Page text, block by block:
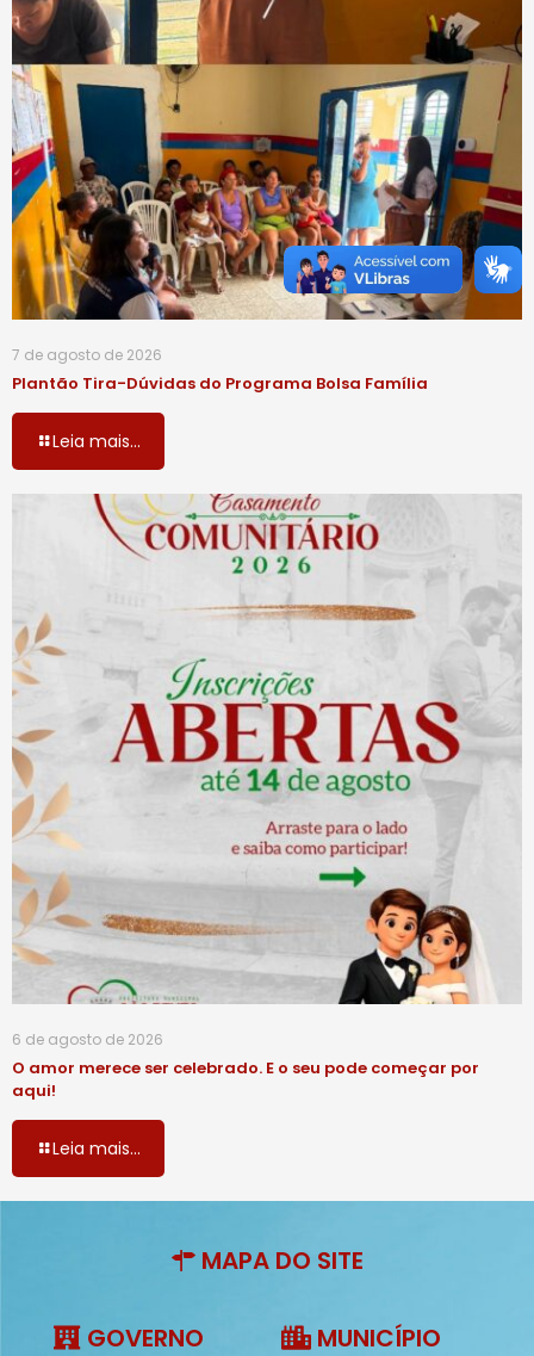
7 de agosto de 2026
Plantão Tira-Dúvidas do Programa Bolsa Família
Leia mais...
6 de agosto de 2026
O amor merece ser celebrado. E o seu pode começar por
aqui!
Leia mais...
MAPA DO SITE
GOVERNO MUNICÍPIO